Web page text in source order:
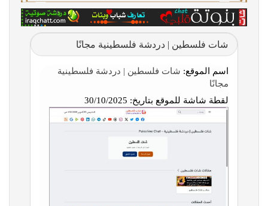
شات فلسطين | دردشة فلسطينية مجانًا
اسم الموقع: شات فلسطين | دردشة فلسطينية
مجانًا
لقطة شاشة للموقع بتاريخ: